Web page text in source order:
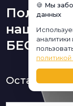
нашего
Оставьте
🍪 Мы
данных